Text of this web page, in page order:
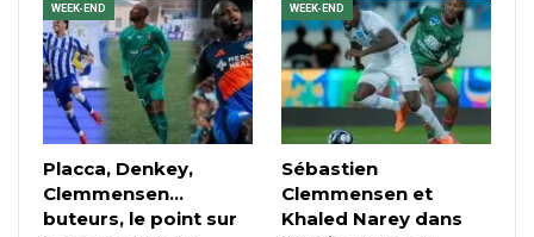
WEEK-END
Placca, Denkey,
Clemmensen…
buteurs, le point sur
WEEK-END
Sébastien
Clemmensen et
Khaled Narey dans